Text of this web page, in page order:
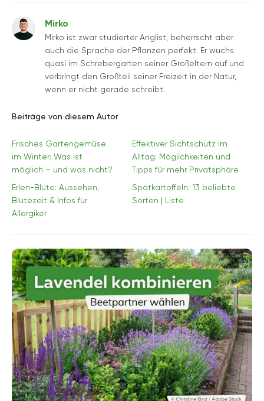
Mirko
Mirko ist zwar studierter Anglist, beherrscht aber
auch die Sprache der Pflanzen perfekt. Er wuchs
quasi im Schrebergarten seiner Großeltern auf und
verbringt den Großteil seiner Freizeit in der Natur,
wenn er nicht gerade schreibt.
Beiträge von diesem Autor
Frisches Gartengemüse
im Winter: Was ist
möglich – und was nicht?
Effektiver Sichtschutz im
Alltag: Möglichkeiten und
Tipps für mehr Privatsphäre
Erlen-Blüte: Aussehen,
Blütezeit & Infos für
Allergiker
Spätkartoffeln: 13 beliebte
Sorten | Liste